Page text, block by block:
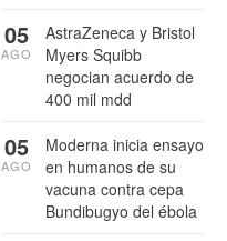
AstraZeneca y Bristol
Myers Squibb
negocian acuerdo de
400 mil mdd
05
AGO
Moderna inicia ensayo
en humanos de su
vacuna contra cepa
Bundibugyo del ébola
05
AGO